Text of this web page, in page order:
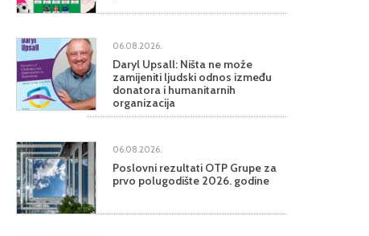
06.08.2026.
Daryl Upsall: Ništa ne može
zamijeniti ljudski odnos između
donatora i humanitarnih
organizacija
06.08.2026.
Poslovni rezultati OTP Grupe za
prvo polugodište 2026. godine